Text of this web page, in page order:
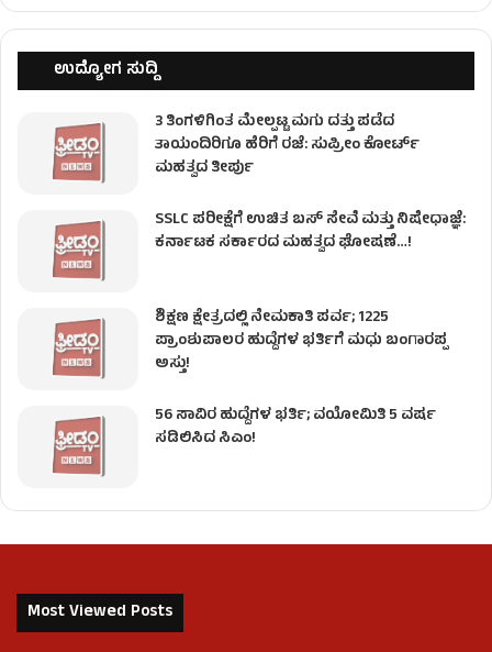
ಉದ್ಯೋಗ ಸುದ್ದಿ
3 ತಿಂಗಳಿಗಿಂತ ಮೇಲ್ಪಟ್ಟ ಮಗು ದತ್ತು ಪಡೆದ
ತಾಯಂದಿರಿಗೂ ಹೆರಿಗೆ ರಜೆ: ಸುಪ್ರೀಂ ಕೋರ್ಟ್
ಮಹತ್ವದ ತೀರ್ಪು
SSLC ಪರೀಕ್ಷೆಗೆ ಉಚಿತ ಬಸ್ ಸೇವೆ ಮತ್ತು ನಿಷೇಧಾಜ್ಞೆ:
ಕರ್ನಾಟಕ ಸರ್ಕಾರದ ಮಹತ್ವದ ಘೋಷಣೆ…!
ಶಿಕ್ಷಣ ಕ್ಷೇತ್ರದಲ್ಲಿ ನೇಮಕಾತಿ ಪರ್ವ; 1225
ಪ್ರಾಂಶುಪಾಲರ ಹುದ್ದೆಗಳ ಭರ್ತಿಗೆ ಮಧು ಬಂಗಾರಪ್ಪ
ಅಸ್ತು!
56 ಸಾವಿರ ಹುದ್ದೆಗಳ ಭರ್ತಿ; ವಯೋಮಿತಿ 5 ವರ್ಷ
ಸಡಿಲಿಸಿದ ಸಿಎಂ!
Most Viewed Posts